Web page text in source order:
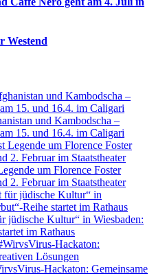
Westend
und Kambodscha –
15. und 16.4. im Caligari
um Florence Foster
2. Februar im Staatstheater
jüdische Kultur“ in Wiesbaden:
im Rathaus
Hackaton: Gemeinsame